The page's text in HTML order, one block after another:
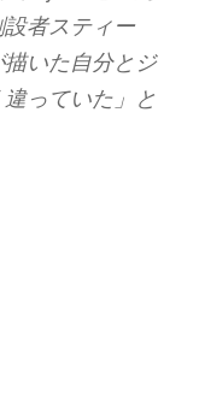
者スティー
いた自分とジ
っていた」と